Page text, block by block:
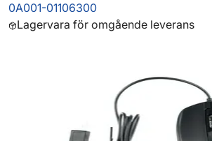
0A001-01106300
Lagervara för omgående leverans